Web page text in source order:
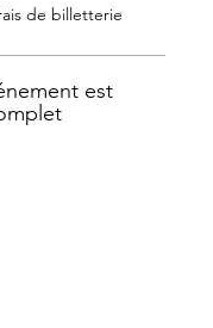
de billetterie
est